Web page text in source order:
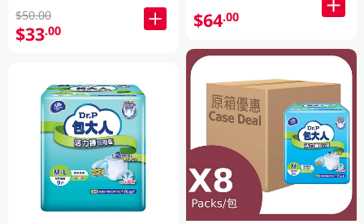
$50.00
$33.00 $64.00